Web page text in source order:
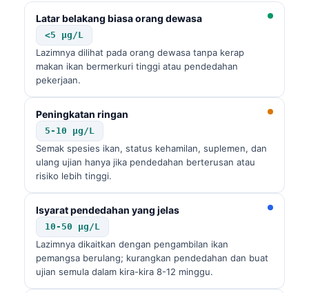
Latar belakang biasa orang dewasa
<5 µg/L
Lazimnya dilihat pada orang dewasa tanpa kerap
makan ikan bermerkuri tinggi atau pendedahan
pekerjaan.
Peningkatan ringan
5-10 µg/L
Semak spesies ikan, status kehamilan, suplemen, dan
ulang ujian hanya jika pendedahan berterusan atau
risiko lebih tinggi.
Isyarat pendedahan yang jelas
10-50 µg/L
Lazimnya dikaitkan dengan pengambilan ikan
pemangsa berulang; kurangkan pendedahan dan buat
ujian semula dalam kira-kira 8-12 minggu.